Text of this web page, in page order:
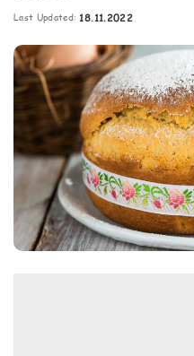
Last Updated: 18.11.2022